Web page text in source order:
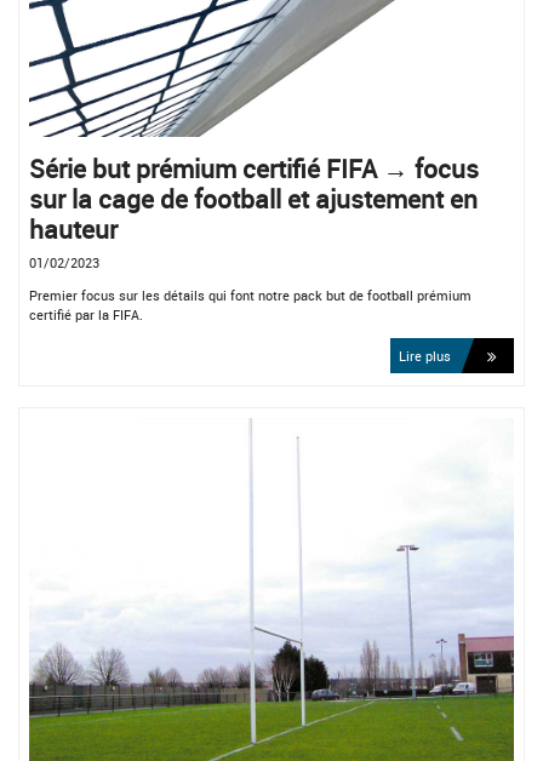
Série but prémium certifié FIFA → focus
sur la cage de football et ajustement en
hauteur
01/02/2023
Premier focus sur les détails qui font notre pack but de football prémium
certifié par la FIFA.
Lire plus